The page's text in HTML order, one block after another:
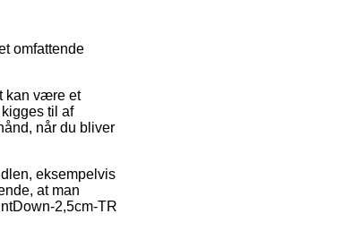
omfattende
kan være et
til af
når du bliver
eksempelvis
at man
2,5cm-TR